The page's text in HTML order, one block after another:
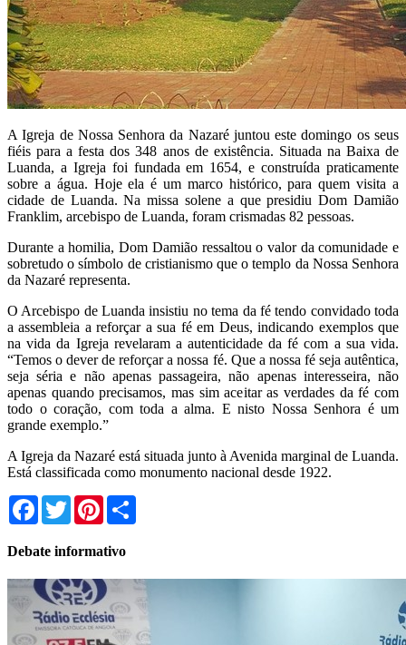
A Igreja de Nossa Senhora da Nazaré juntou este domingo os seus
fiéis para a festa dos 348 anos de existência. Situada na Baixa de
Luanda, a Igreja foi fundada em 1654, e construída praticamente
sobre a água. Hoje ela é um marco histórico, para quem visita a
cidade de Luanda. Na missa solene a que presidiu Dom Damião
Franklim, arcebispo de Luanda, foram crismadas 82 pessoas.
Durante a homilia, Dom Damião ressaltou o valor da comunidade e
sobretudo o símbolo de cristianismo que o templo da Nossa Senhora
da Nazaré representa.
O Arcebispo de Luanda insistiu no tema da fé tendo convidado toda
a assembleia a reforçar a sua fé em Deus, indicando exemplos que
na vida da Igreja revelaram a autenticidade da fé com a sua vida.
“Temos o dever de reforçar a nossa fé. Que a nossa fé seja autêntica,
seja séria e não apenas passageira, não apenas interesseira, não
apenas quando precisamos, mas sim aceitar as verdades da fé com
todo o coração, com toda a alma. E nisto Nossa Senhora é um
grande exemplo.”
A Igreja da Nazaré está situada junto à Avenida marginal de Luanda.
Está classificada como monumento nacional desde 1922.
Facebook
TwitterPinterest
Debate informativo